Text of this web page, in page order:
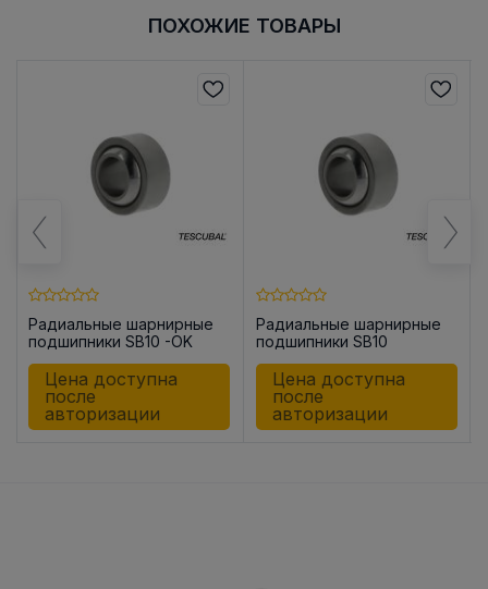
ПОХОЖИЕ ТОВАРЫ
Радиальные шарнирные
подшипники SB10 -OK
Цена доступна
после
авторизации
Радиальные шарнирные
подшипники SB10
Цена доступна
после
авторизации